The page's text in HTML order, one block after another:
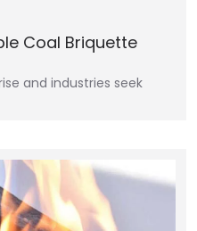
Coal Briquette
and industries seek